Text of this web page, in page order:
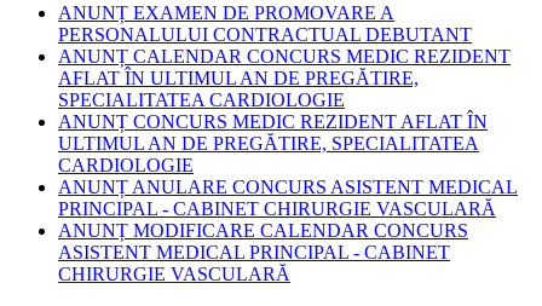
ANUNȚ EXAMEN DE PROMOVARE A
PERSONALULUI CONTRACTUAL DEBUTANT
ANUNȚ CALENDAR CONCURS MEDIC REZIDENT
AFLAT ÎN ULTIMUL AN DE PREGĂTIRE,
SPECIALITATEA CARDIOLOGIE
ANUNȚ CONCURS MEDIC REZIDENT AFLAT ÎN
ULTIMUL AN DE PREGĂTIRE, SPECIALITATEA
CARDIOLOGIE
ANUNȚ ANULARE CONCURS ASISTENT MEDICAL
PRINCIPAL - CABINET CHIRURGIE VASCULARĂ
ANUNȚ MODIFICARE CALENDAR CONCURS
ASISTENT MEDICAL PRINCIPAL - CABINET
CHIRURGIE VASCULARĂ